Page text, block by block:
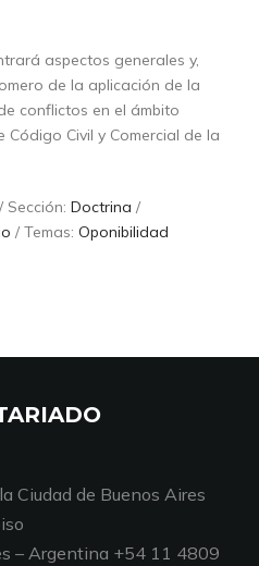
aspectos generales y,
de la aplicación de la
conflictos en el ámbito
Civil y Comercial de la
/ Sección:Doctrina /
/ Temas:Oponibilidad
Ciudad de Buenos Aires
– Argentina +54 11 4809